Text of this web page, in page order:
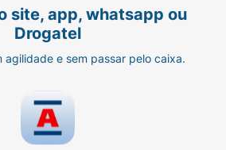
site, app, whatsapp ou
Drogatel
agilidade e sem passar pelo caixa.